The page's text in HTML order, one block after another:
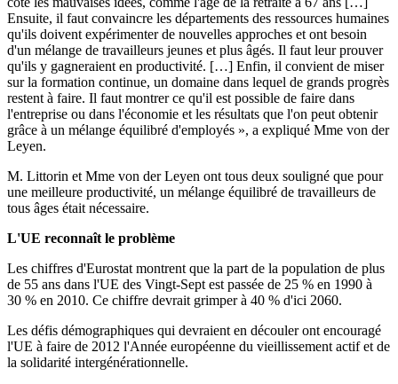
Ensuite, il faut convaincre les départements des ressources humaines
qu'ils doivent expérimenter de nouvelles approches et ont besoin
d'un mélange de travailleurs jeunes et plus âgés. Il faut leur prouver
qu'ils y gagneraient en productivité. […] Enfin, il convient de miser
sur la formation continue, un domaine dans lequel de grands progrès
restent à faire. Il faut montrer ce qu'il est possible de faire dans
l'entreprise ou dans l'économie et les résultats que l'on peut obtenir
grâce à un mélange équilibré d'employés », a expliqué Mme von der
Leyen.
M. Littorin et Mme von der Leyen ont tous deux souligné que pour
une meilleure productivité, un mélange équilibré de travailleurs de
tous âges était nécessaire.
L'UE reconnaît le problème
Les chiffres d'Eurostat montrent que la part de la population de plus
de 55 ans dans l'UE des Vingt-Sept est passée de 25 % en 1990 à
30 % en 2010. Ce chiffre devrait grimper à 40 % d'ici 2060.
Les défis démographiques qui devraient en découler ont encouragé
l'UE à faire de 2012 l'Année européenne du vieillissement actif et de
la solidarité intergénérationnelle.